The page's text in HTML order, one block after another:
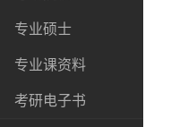
专业硕士
专业课资料
考研电子书